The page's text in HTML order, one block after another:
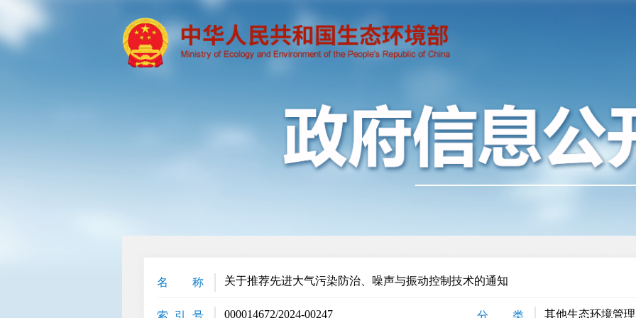
名 称 关于推荐先进大气污染防治、噪声与振动控制技术的通知
索 引 号 000014672/2024-00247 分 类 其他生态环境管